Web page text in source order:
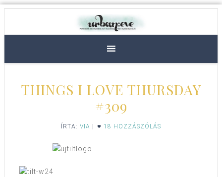
THINGS I LOVE THURSDAY
#309
ÍRTA: VIA 18 HOZZÁSZÓLÁS